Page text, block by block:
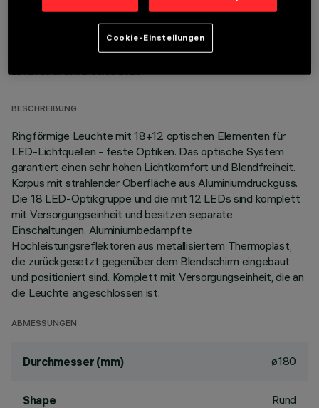
TECHNISCHE DATEN
LETZTES UPDATE: 06.08.2026
BESCHREIBUNG
Ringförmige Leuchte mit 18+12 optischen Elementen für
LED-Lichtquellen - feste Optiken. Das optische System
garantiert einen sehr hohen Lichtkomfort und Blendfreiheit.
Korpus mit strahlender Oberfläche aus Aluminiumdruckguss.
Die 18 LED-Optikgruppe und die mit 12 LEDs sind komplett
mit Versorgungseinheit und besitzen separate
Einschaltungen. Aluminiumbedampfte
Hochleistungsreflektoren aus metallisiertem Thermoplast,
die zurückgesetzt gegenüber dem Blendschirm eingebaut
und positioniert sind. Komplett mit Versorgungseinheit, die an
die Leuchte angeschlossen ist.
ABMESSUNGEN
Durchmesser (mm) ø180
Shape Rund
Cookie-Einstellungen